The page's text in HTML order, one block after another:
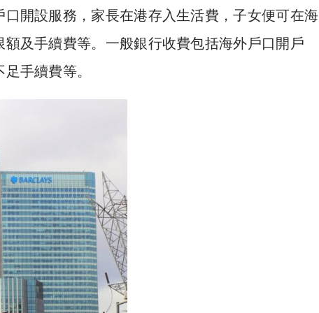
開設服務，家長在港存入生活費，子女便可在海
及手續費等。一般銀行收費包括海外戶口開戶
手續費等。